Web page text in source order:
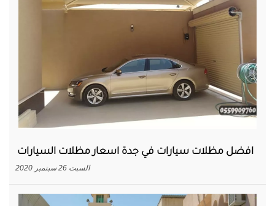
افضل مظلات سيارات في جدة اسعار مظلات السيارات
السبت 26 سبتمبر 2020